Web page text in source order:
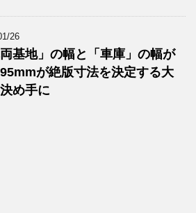
26
両基地」の幅と「車庫」の幅が
が絶版寸法を決定する大
め手に